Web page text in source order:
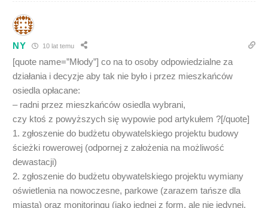
NY 10 lat temu
[quote name=”Młody”] co na to osoby odpowiedzialne za
działania i decyzje aby tak nie było i przez mieszkańców
osiedla opłacane:
– radni przez mieszkańców osiedla wybrani,
czy ktoś z powyższych się wypowie pod artykułem ?[/quote]
1. zgłoszenie do budżetu obywatelskiego projektu budowy
ścieżki rowerowej (odpornej z założenia na możliwość
dewastacji)
2. zgłoszenie do budżetu obywatelskiego projektu wymiany
oświetlenia na nowoczesne, parkowe (zarazem tańsze dla
miasta) oraz monitoringu (jako jednej z form, ale nie jedynej,